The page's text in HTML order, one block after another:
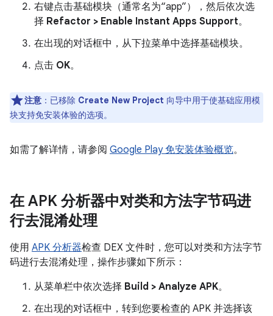
右键点击基础模块（通常名为“app”），然后依次选
择 Refactor > Enable Instant Apps Support。
在出现的对话框中，从下拉菜单中选择基础模块。
点击 OK。
注意 ：已移除 Create New Project 向导中用于使基础应用模
块支持免安装体验的选项。
如需了解详情，请参阅 Google Play 免安装体验概览。
在 APK 分析器中对类和方法字节码进
行去混淆处理
使用 APK 分析器检查 DEX 文件时，您可以对类和方法字节
码进行去混淆处理，操作步骤如下所示：
从菜单栏中依次选择 Build > Analyze APK。
在出现的对话框中，转到您要检查的 APK 并选择该